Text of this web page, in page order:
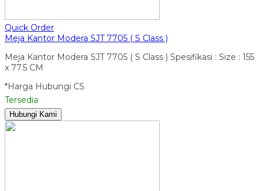
Quick Order
Meja Kantor Modera SJT 7705 ( S Class )
Meja Kantor Modera SJT 7705 ( S Class ) Spesifikasi : Size : 155
x 77.5 CM
*Harga Hubungi CS
Tersedia
Hubungi Kami